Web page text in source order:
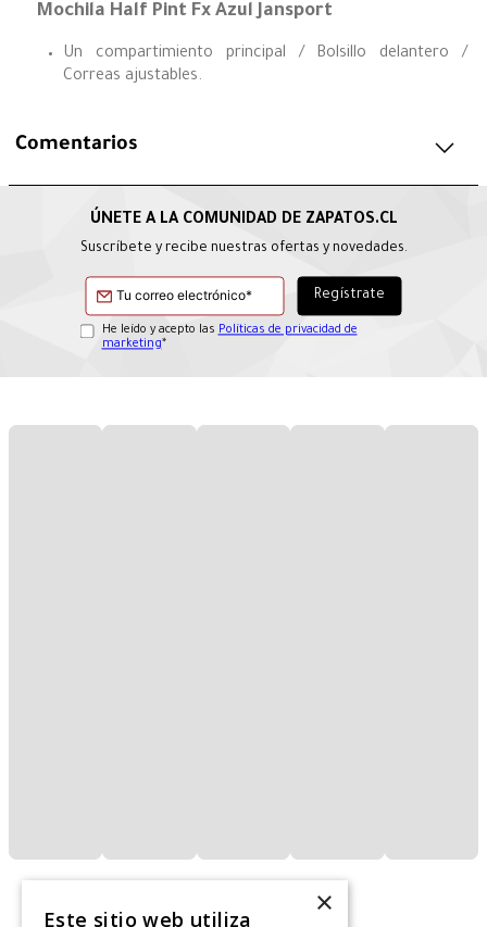
Mochila Half Pint Fx Azul Jansport
Un compartimiento principal / Bolsillo delantero /
Correas ajustables.
Comentarios
Suscríbete y recibe nuestras ofertas y novedades.
He leído y acepto las Políticas de privacidad de
marketing*
×
Este sitio web utiliza